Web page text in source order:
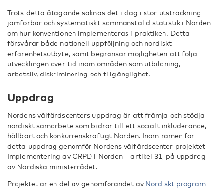
Trots detta åtagande saknas det i dag i stor utsträckning
jämförbar och systematiskt sammanställd statistik i Norden
om hur konventionen implementeras i praktiken. Detta
försvårar både nationell uppföljning och nordiskt
erfarenhetsutbyte, samt begränsar möjligheten att följa
utvecklingen över tid inom områden som utbildning,
arbetsliv, diskriminering och tillgänglighet.
Uppdrag
Nordens välfärdscenters uppdrag är att främja och stödja
nordiskt samarbete som bidrar till ett socialt inkluderande,
hållbart och konkurrenskraftigt Norden. Inom ramen för
detta uppdrag genomför Nordens välfärdscenter projektet
Implementering av CRPD i Norden – artikel 31, på uppdrag
av Nordiska ministerrådet.
Projektet är en del av genomförandet av Nordiskt program